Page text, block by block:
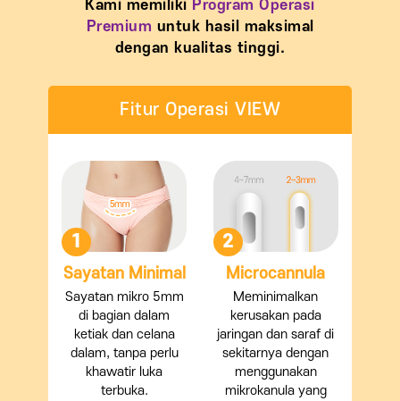
Kami memiliki Program Operasi
Premium untuk hasil maksimal
dengan kualitas tinggi.
Fitur Operasi VIEW
1
Sayatan Minimal
Sayatan mikro 5mm
di bagian dalam
ketiak dan celana
dalam, tanpa perlu
khawatir luka
terbuka.
2
Microcannula
Meminimalkan
kerusakan pada
jaringan dan saraf di
sekitarnya dengan
menggunakan
mikrokanula yang